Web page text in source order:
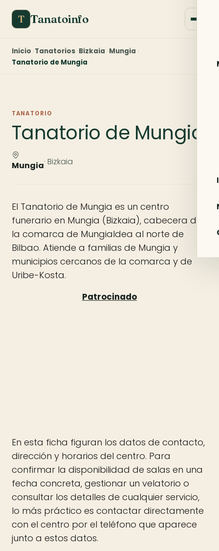
T Tanatoinfo
Inicio Tanatorios Bizkaia Mungia
Tanatorio de Mungia
TANATORIO
Tanatorio de Mungia
Mungia· Bizkaia
El Tanatorio de Mungia es un centro
funerario en Mungia (Bizkaia), cabecera de
la comarca de Mungialdea al norte de
Bilbao. Atiende a familias de Mungia y
municipios cercanos de la comarca y de
Uribe-Kosta.
En esta ficha figuran los datos de contacto,
dirección y horarios del centro. Para
confirmar la disponibilidad de salas en una
fecha concreta, gestionar un velatorio o
consultar los detalles de cualquier servicio,
lo más práctico es contactar directamente
con el centro por el teléfono que aparece
junto a estos datos.